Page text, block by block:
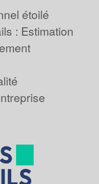
étoilé
: Estimation